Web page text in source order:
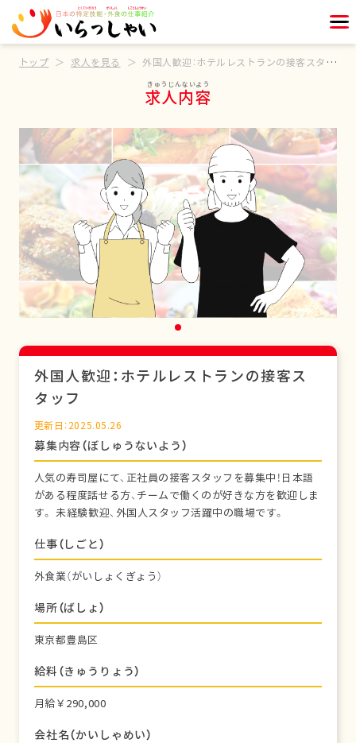
トップ 求人を見る 外国人歓迎：ホテルレストランの接客スタッフ
求人内容
外国人歓迎：ホテルレストランの接客ス
タッフ
更新日：2025.05.26
募集内容（ぼしゅうないよう）
人気の寿司屋にて、正社員の接客スタッフを募集中！日本語
がある程度話せる方、チームで働くのが好きな方を歓迎しま
す。 未経験歓迎、外国人スタッフ活躍中の職場です。
仕事（しごと）
外食業（がいしょくぎょう）
場所（ばしょ）
東京都豊島区
給料（きゅうりょう）
月給￥290,000
会社名（かいしゃめい）